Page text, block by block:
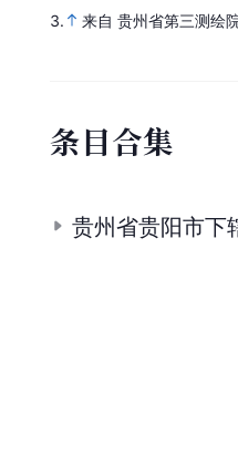
3.
来自 贵州省第三测绘
条目合集
贵州省贵阳市下